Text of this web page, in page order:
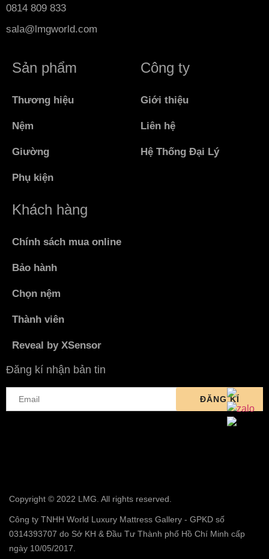
0814 809 833
sala@lmgworld.com
Sản phẩm
Thương hiệu
Nệm
Giường
Phụ kiện
Công ty
Giới thiệu
Liên hệ
Hệ Thống Đại Lý
Khách hàng
Chính sách mua online
Bảo hành
Chọn nệm
Thành viên
Reveal by XSensor
Đăng kí nhận bản tin
Copyright © 2022 LMG. All rights reserved.
Công ty TNHH World Luxury Mattress Gallery - GPKD số
0314393707 do Sở KH & Đầu Tư Thành phố Hồ Chí Minh cấp
ngày 10/05/2017.